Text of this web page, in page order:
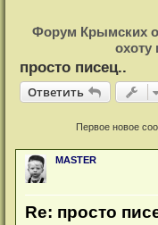
т
р
а
ц
Форум Крымских
просто писец..
Ответить
Ответить
Первое новое
MASTER
Re: просто